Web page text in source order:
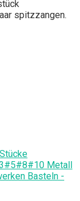
spitzzangen.
Metall
Basteln -